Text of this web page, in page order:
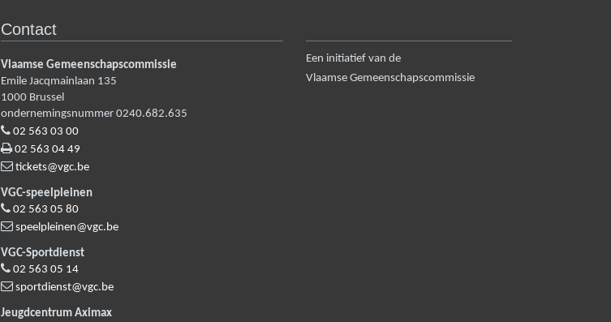
Contact
Vlaamse Gemeenschapscommissie
Emile Jacqmainlaan 135
1000 Brussel
ondernemingsnummer 0240.682.635
02 563 03 00
02 563 04 49
tickets@vgc.be
VGC-speelpleinen
02 563 05 80
speelpleinen@vgc.be
VGC-Sportdienst
02 563 05 14
sportdienst@vgc.be
Jeugdcentrum Aximax
Een initiatief van de
Vlaamse Gemeenschapscommissie